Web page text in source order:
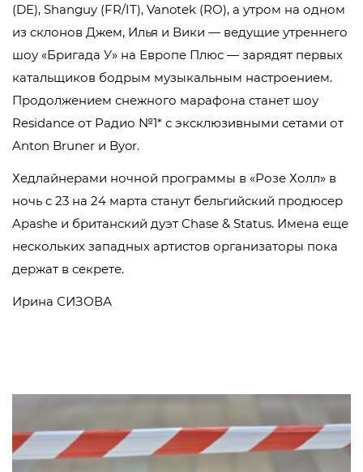
(DE), Shanguy (FR/IT), Vanotek (RO), а утром на одном
из склонов Джем, Илья и Вики — ведущие утреннего
шоу «Бригада У» на Европе Плюс — зарядят первых
катальщиков бодрым музыкальным настроением.
Продолжением снежного марафона станет шоу
Residance от Радио №1* с эксклюзивными сетами от
Anton Bruner и Byor.
Хедлайнерами ночной программы в «Розе Холл» в
ночь с 23 на 24 марта станут бельгийский продюсер
Apashe и британский дуэт Chase & Status. Имена еще
нескольких западных артистов организаторы пока
держат в секрете.
Ирина СИЗОВА